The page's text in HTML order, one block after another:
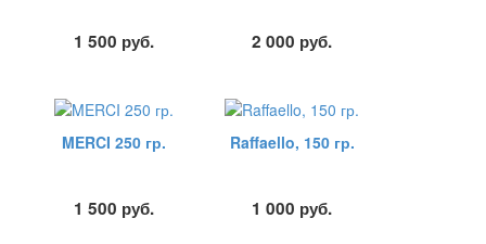
1 500 руб. 2 000 руб.
MERCI 250 гр.
1 500 руб.
Raffaello, 150 гр.
1 000 руб.